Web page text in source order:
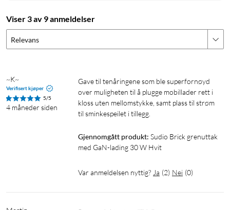
gulvet. Det gir større frihet i hvordan du møblerer og bruker
enhetene dine – enten Brick brukes som ladestasjon på
skrivebordet, strømkilde for belysning i et hjørne eller som en
Spesifikasjoner
Spenning og strømuttak
Spenning inn: AC 110–240 V, 50/60 Hz, 0,8 A maks
Lading og strømtilførsel
USB-porter: 2 × USB-C
Uteffekt per USB-C-port:
PD 5 V⎓3 A; 9 V⎓3 A; 12 V⎓2,5 A; 20 V⎓1,5 A (30 W maks)
Viser 3 av 9 anmeldelser
Relevans
~K~
Verifisert kjøper
5/5
4 måneder siden
Gave til tenåringene som ble superfornøyd
over muligheten til å plugge mobillader rett i
kloss uten mellomstykke, samt plass til strøm
til sminkespeilet i tillegg.
Gjennomgått produkt: Sudio Brick grenuttak
med GaN-lading 30 W Hvit
Var anmeldelsen nyttig? Ja (2) Nei (0)